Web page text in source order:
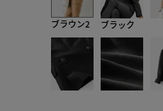
ブラウン2 ブラック